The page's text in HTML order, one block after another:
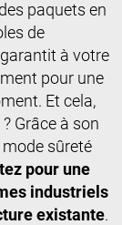
paquets en
de
à votre
pour une
Et cela,
Grâce à son
sûreté
pour une
industriels
existante.